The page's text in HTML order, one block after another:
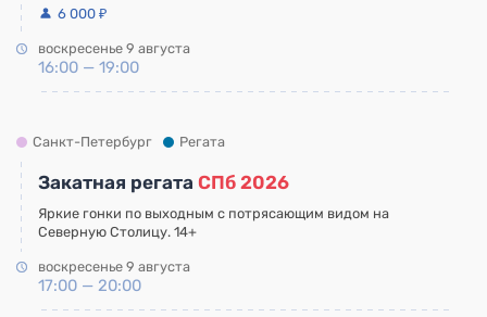
6 000 ₽
воскресенье 9 августа
16:00 — 19:00
Санкт-Петербург Регата
Закатная регата СПб 2026
Яркие гонки по выходным с потрясающим видом на
Северную Столицу. 14+
воскресенье 9 августа
17:00 — 20:00